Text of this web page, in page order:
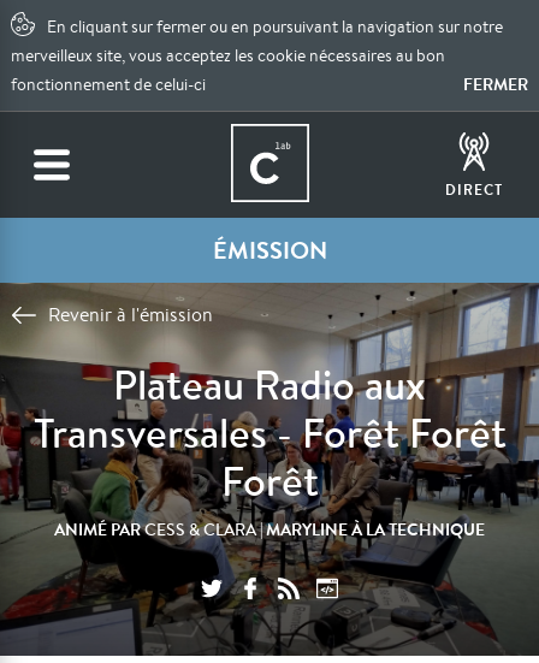
En cliquant sur fermer ou en poursuivant la navigation sur notre
merveilleux site, vous acceptez les cookie nécessaires au bon
fonctionnement de celui-ci
FERMER
DIRECT
ÉMISSION
Revenir à l'émission
Plateau Radio aux
Transversales - Forêt Forêt
Forêt
ANIMÉ PARCESS & CLARA| MARYLINE À LA TECHNIQUE